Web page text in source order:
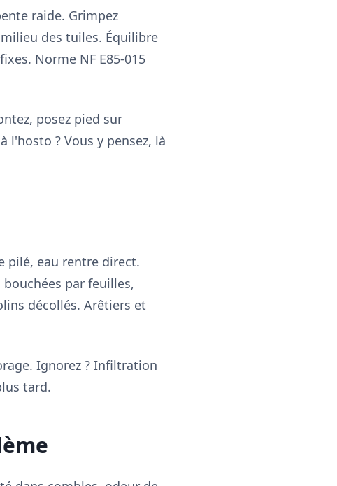
raide. Grimpez
des tuiles. Équilibre
Norme NF E85-015
posez pied sur
l'hosto ? Vous y pensez, là
pilé, eau rentre direct.
par feuilles,
décollés. Arêtiers et
Ignorez ? Infiltration
tard.